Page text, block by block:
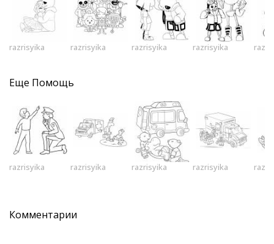
razrisyika razrisyika razrisyika razrisyika
Еще Помощь
razrisyika razrisyika razrisyika razrisyika
Комментарии